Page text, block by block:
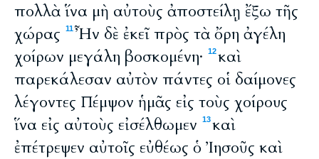
πολλὰ ἵνα μὴ αὐτοὺς ἀποστείλῃ ἔξω τῆς
χώρας
11Ἦν δὲ ἐκεῖ πρὸς τὰ ὄρη ἀγέλη
χοίρων μεγάλη βοσκομένη·
12καὶ
παρεκάλεσαν αὐτὸν πάντες οἱ δαίμονες
λέγοντες Πέμψον ἡμᾶς εἰς τοὺς χοίρους
ἵνα εἰς αὐτοὺς εἰσέλθωμεν
13καὶ
ἐπέτρεψεν αὐτοῖς εὐθέως ὁ Ἰησοῦς καὶ